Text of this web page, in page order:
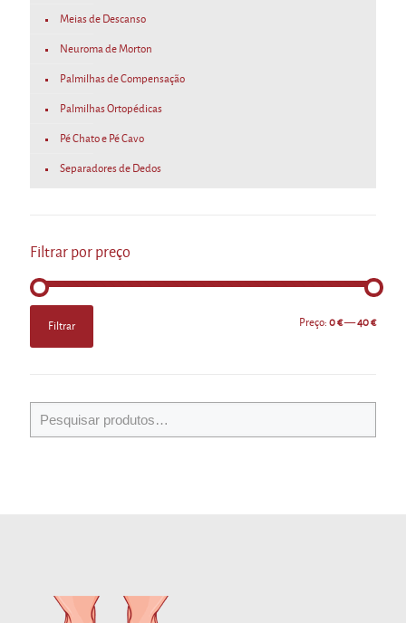
Meias de Descanso
Neuroma de Morton
Palmilhas de Compensação
Palmilhas Ortopédicas
Pé Chato e Pé Cavo
Separadores de Dedos
Filtrar por preço
mínimo
máximo
Filtrar Preço: 0 €—40 €